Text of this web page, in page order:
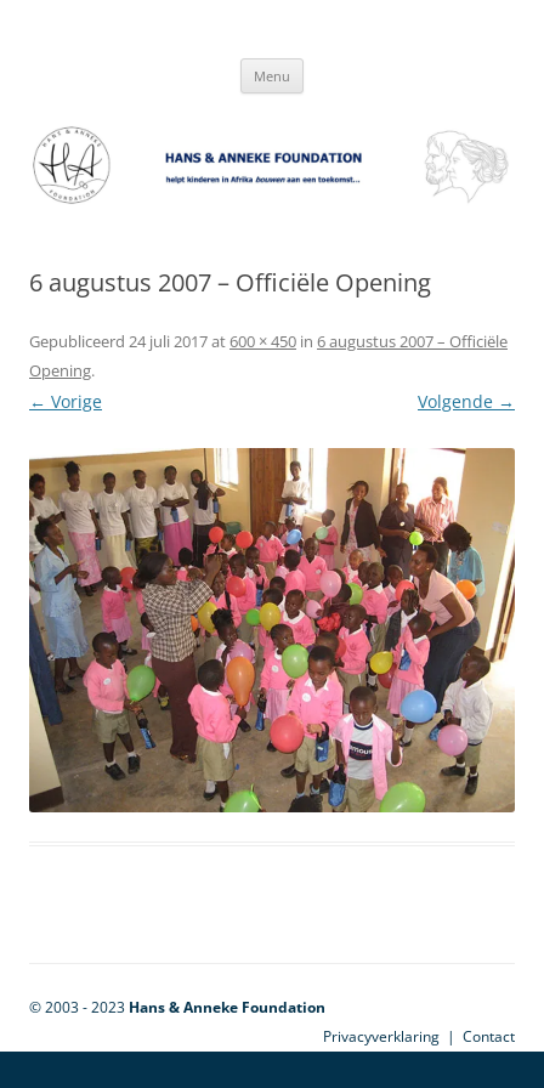
Menu
6 augustus 2007 – Officiële Opening
Gepubliceerd 24 juli 2017at600 × 450 in 6 augustus 2007 – Officiële
Opening.
← Vorige Volgende →
© 2003 - 2023 Hans & Anneke Foundation
Privacyverklaring | Contact